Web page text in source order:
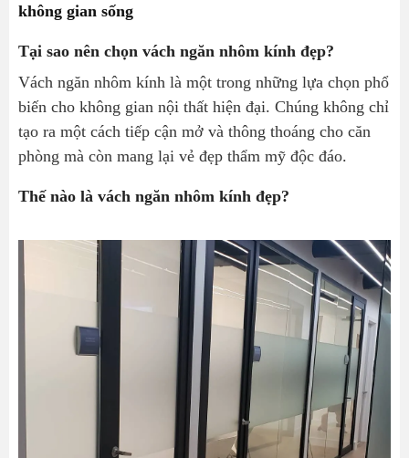
không gian sống
Tại sao nên chọn vách ngăn nhôm kính đẹp?
Vách ngăn nhôm kính là một trong những lựa chọn phổ
biến cho không gian nội thất hiện đại. Chúng không chỉ
tạo ra một cách tiếp cận mở và thông thoáng cho căn
phòng mà còn mang lại vẻ đẹp thẩm mỹ độc đáo.
Thế nào là vách ngăn nhôm kính đẹp?